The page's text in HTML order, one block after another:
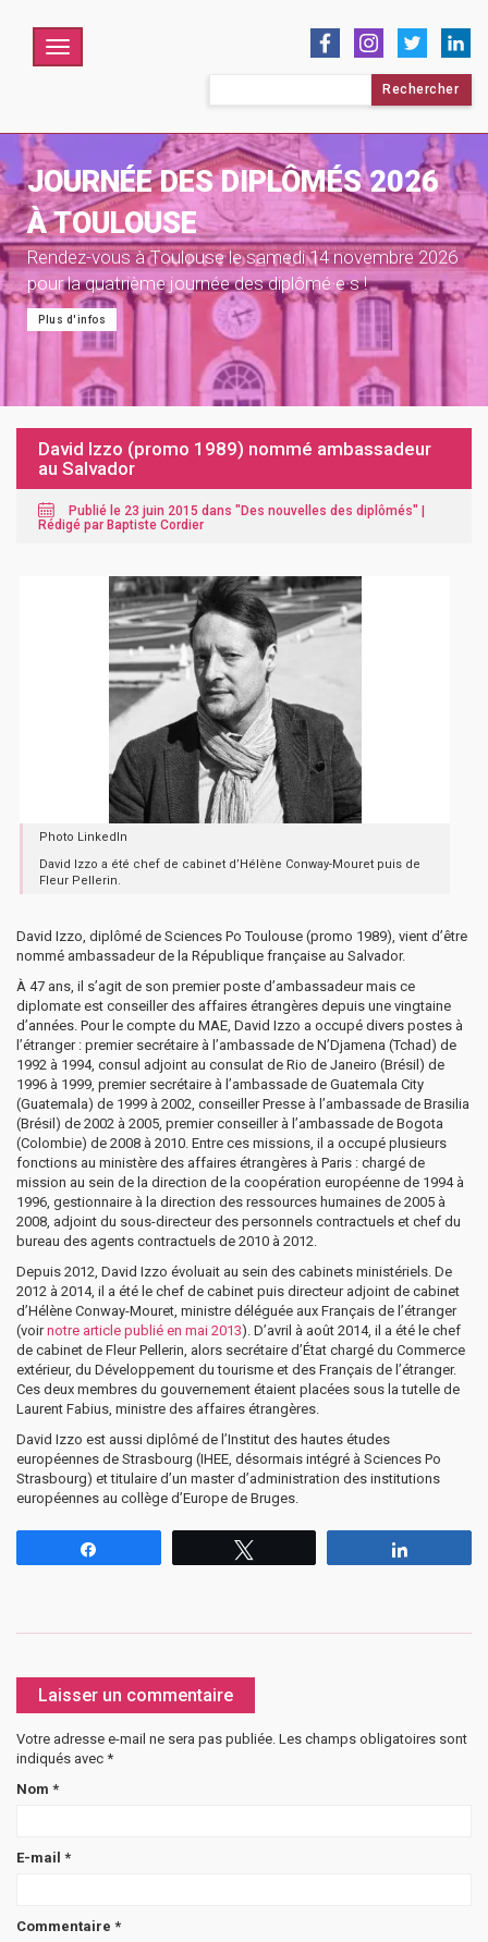
Menu
JOURNÉE DES DIPLÔMÉS 2026
À TOULOUSE
Rendez-vous à Toulouse le samedi 14 novembre 2026
pour la quatrième journée des diplômé·e·s !
Plus d'infos
David Izzo (promo 1989) nommé ambassadeur
au Salvador
Publié le 23 juin 2015 dans "Des nouvelles des diplômés" |
Rédigé par Baptiste Cordier
Photo LinkedIn
David Izzo a été chef de cabinet d’Hélène Conway-Mouret puis de
Fleur Pellerin.
David Izzo, diplômé de Sciences Po Toulouse (promo 1989), vient d’être
nommé ambassadeur de la République française au Salvador.
À 47 ans, il s’agit de son premier poste d’ambassadeur mais ce
diplomate est conseiller des affaires étrangères depuis une vingtaine
d’années. Pour le compte du MAE, David Izzo a occupé divers postes à
l’étranger : premier secrétaire à l’ambassade de N’Djamena (Tchad) de
1992 à 1994, consul adjoint au consulat de Rio de Janeiro (Brésil) de
1996 à 1999, premier secrétaire à l’ambassade de Guatemala City
(Guatemala) de 1999 à 2002, conseiller Presse à l’ambassade de Brasilia
(Brésil) de 2002 à 2005, premier conseiller à l’ambassade de Bogota
(Colombie) de 2008 à 2010. Entre ces missions, il a occupé plusieurs
fonctions au ministère des affaires étrangères à Paris : chargé de
mission au sein de la direction de la coopération européenne de 1994 à
1996, gestionnaire à la direction des ressources humaines de 2005 à
2008, adjoint du sous-directeur des personnels contractuels et chef du
bureau des agents contractuels de 2010 à 2012.
Depuis 2012, David Izzo évoluait au sein des cabinets ministériels. De
2012 à 2014, il a été le chef de cabinet puis directeur adjoint de cabinet
d’Hélène Conway-Mouret, ministre déléguée aux Français de l’étranger
(voirnotre article publié en mai 2013). D’avril à août 2014, il a été le chef
de cabinet de Fleur Pellerin, alors secrétaire d’État chargé du Commerce
extérieur, du Développement du tourisme et des Français de l’étranger.
Ces deux membres du gouvernement étaient placées sous la tutelle de
Laurent Fabius, ministre des affaires étrangères.
David Izzo est aussi diplômé de l’Institut des hautes études
européennes de Strasbourg (IHEE, désormais intégré à Sciences Po
Strasbourg) et titulaire d’un master d’administration des institutions
européennes au collège d’Europe de Bruges.
Laisser un commentaire
Votre adresse e-mail ne sera pas publiée. Les champs obligatoires sont
indiqués avec *
Nom *
E-mail *
Commentaire *